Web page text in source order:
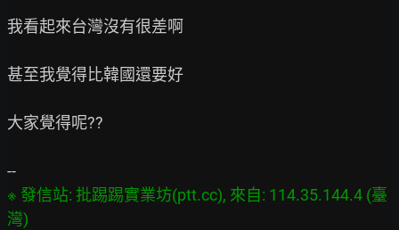
我看起來台灣沒有很差啊
甚至我覺得比韓國還要好
大家覺得呢??
※ 發信站: 批踢踢實業坊(ptt.cc), 來自: 114.35.144.4 (臺
灣)